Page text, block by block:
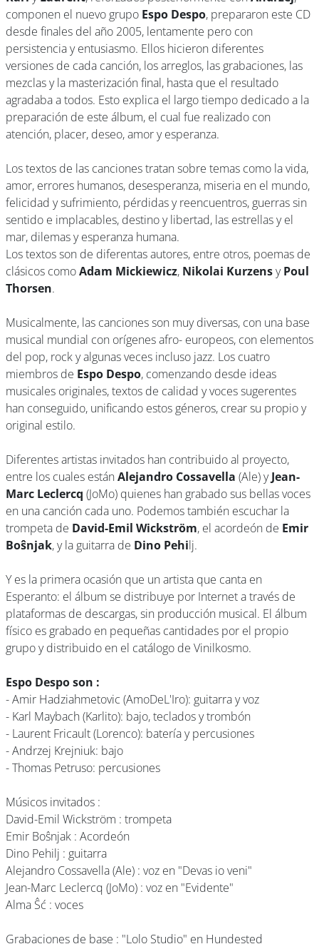
componen el nuevo grupo Espo Despo, prepararon este CD
desde finales del año 2005, lentamente pero con
persistencia y entusiasmo. Ellos hicieron diferentes
versiones de cada canción, los arreglos, las grabaciones, las
mezclas y la masterización final, hasta que el resultado
agradaba a todos. Esto explica el largo tiempo dedicado a la
preparación de este álbum, el cual fue realizado con
atención, placer, deseo, amor y esperanza.
Los textos de las canciones tratan sobre temas como la vida,
amor, errores humanos, desesperanza, miseria en el mundo,
felicidad y sufrimiento, pérdidas y reencuentros, guerras sin
sentido e implacables, destino y libertad, las estrellas y el
mar, dilemas y esperanza humana.
Los textos son de diferentas autores, entre otros, poemas de
clásicos comoAdam Mickiewicz, Nikolai KurzensyPoul
Thorsen.
Musicalmente, las canciones son muy diversas, con una base
musical mundial con orígenes afro- europeos, con elementos
del pop, rock y algunas veces incluso jazz. Los cuatro
miembros de Espo Despo, comenzando desde ideas
musicales originales, textos de calidad y voces sugerentes
han conseguido, unificando estos géneros, crear su propio y
original estilo.
Diferentes artistas invitados han contribuido al proyecto,
entre los cuales estánAlejandro Cossavella (Ale) yJean-
Marc Leclercq (JoMo) quienes han grabado sus bellas voces
en una canción cada uno. Podemos también escuchar la
trompeta de David-Emil Wickström, el acordeón de Emir
Boŝnjak, y la guitarra de Dino Pehilj.
Y es la primera ocasión que un artista que canta en
Esperanto: el álbum se distribuye por Internet a través de
plataformas de descargas, sin producción musical. El álbum
físico es grabado en pequeñas cantidades por el propio
grupo y distribuido en el catálogo de Vinilkosmo.
Espo Despo son :
- Amir Hadziahmetovic (AmoDeL'Iro): guitarra y voz
- Karl Maybach (Karlito): bajo, teclados y trombón
- Laurent Fricault (Lorenco): batería y percusiones
- Andrzej Krejniuk: bajo
- Thomas Petruso: percusiones
Músicos invitados :
David-Emil Wickström : trompeta
Emir Boŝnjak : Acordeón
Dino Pehilj : guitarra
Alejandro Cossavella (Ale) : voz en "Devas io veni"
Jean-Marc Leclercq (JoMo) : voz en "Evidente"
Alma Ŝć : voces
Grabaciones de base : "Lolo Studio" en Hundested